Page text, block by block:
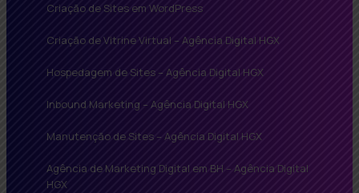
Criação de Sites em WordPress
Criação de Vitrine Virtual – Agência Digital HGX
Hospedagem de Sites – Agência Digital HGX
Inbound Marketing – Agência Digital HGX
Manutenção de Sites – Agência Digital HGX
Agência de Marketing Digital em BH – Agência Digital
HGX